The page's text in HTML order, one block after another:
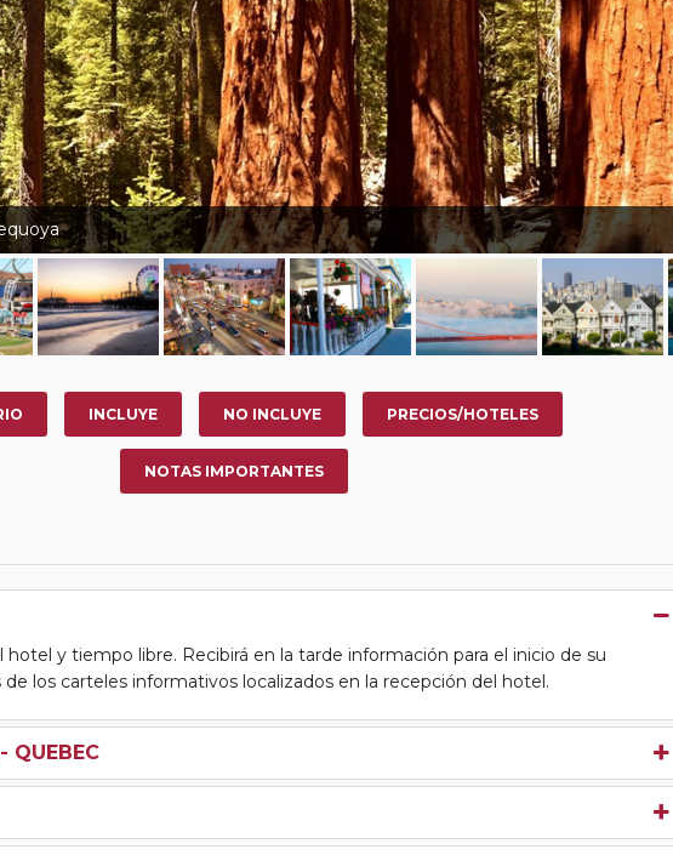
INCLUYE NO INCLUYE PRECIOS/HOTELES
NOTAS IMPORTANTES
hotel y tiempo libre. Recibirá en la tarde información para el inicio de su
de los carteles informativos localizados en la recepción del hotel.
QUEBEC